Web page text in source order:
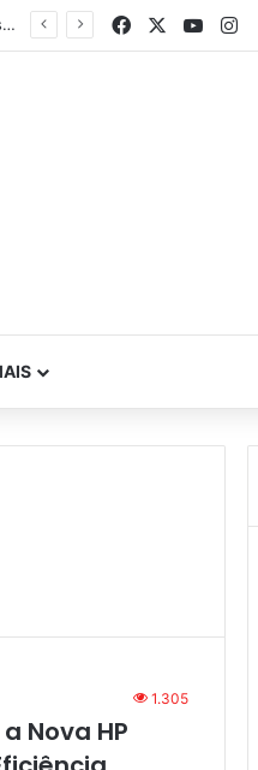
VinilSul é eleita a maior distribuidora Epson das Américas pela 7ª vez Facebook
1.305
Nova HP